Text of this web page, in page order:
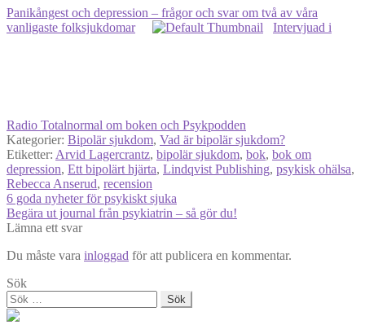
Panikångest och depression – frågor och svar om två av våra
vanligaste folksjukdomar
Intervjuad i
Radio Totalnormal om boken och Psykpodden
Kategorier: Bipolär sjukdom, Vad är bipolär sjukdom?
Etiketter: Arvid Lagercrantz, bipolär sjukdom, bok, bok om
depression, Ett bipolärt hjärta, Lindqvist Publishing, psykisk ohälsa,
Rebecca Anserud, recension
Inläggsnavigering
Föregående
inlägg:
6 goda nyheter för psykiskt sjuka
Nästa
inlägg:
Begära ut journal från psykiatrin – så gör du!
Lämna ett svar
Du måste vara inloggad för att publicera en kommentar.
Sök
Sök
efter: